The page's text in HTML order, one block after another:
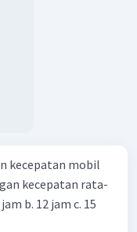
kecepatan mobil
kecepatan rata-